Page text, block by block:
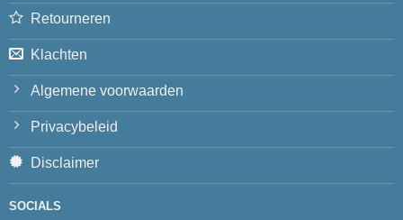
Retourneren
Klachten
Algemene voorwaarden
Privacybeleid
Disclaimer
SOCIALS